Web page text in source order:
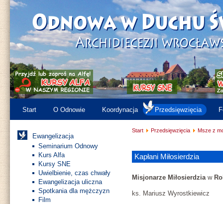
Start O Odnowie Koordynacja Przedsięwzięcia
Ewangelizacja
Seminarium Odnowy
Kurs Alfa
Kursy SNE
Uwielbienie, czas chwały
Ewangelizacja uliczna
Spotkania dla mężczyzn
Film
Start Przedsięwzięcia Msze z
Kapłani Miłosierdzia
Misjonarze Miłosierdziaw
ks. Mariusz Wyrostkiewicz